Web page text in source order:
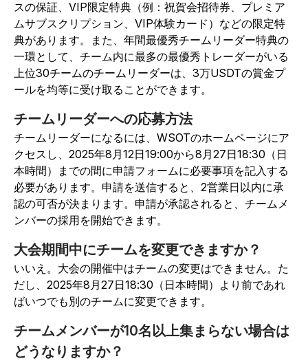
スの保証、VIP限定特典（例：祝賀会招待券、プレミア
ムサブスクリプション、VIP体験カード）などの限定特
典があります。また、年間最優秀チームリーダー特典の
一環として、チーム内に最多の最優秀トレーダーがいる
上位30チームのチームリーダーは、3万USDTの賞金プ
ールを均等に受け取ることができます。
チームリーダーへの応募方法
チームリーダーになるには、WSOTのホームページにア
クセスし、2025年8月12日19:00から8月27日18:30（日
本時間）までの間に申請フォームに必要事項を記入する
必要があります。申請を送信すると、2営業日以内に承
認の可否が決まります。申請が承認されると、チームメ
ンバーの採用を開始できます。
大会期間中にチームを変更できますか？
いいえ。大会の開催中はチームの変更はできません。た
だし、2025年8月27日18:30（日本時間）より前であれ
ばいつでも別のチームに変更できます。
チームメンバーが10名以上集まらない場合は
どうなりますか？